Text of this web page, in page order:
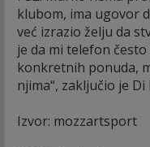
klubom, ima ugovor
već izrazio želju da
je da mi telefon
konkretnih ponuda,
njima“, zaključio je Di
Izvor: mozzartsport